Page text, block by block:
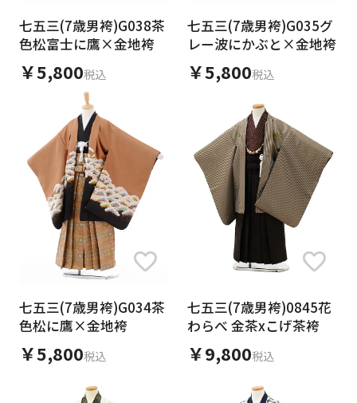
七五三(7歳男袴)G038茶
色松富士に鷹×金地袴
￥5,800税込
七五三(7歳男袴)G035グ
レー波にかぶと×金地袴
￥5,800税込
七五三(7歳男袴)G034茶
色松に鷹×金地袴
￥5,800税込
七五三(7歳男袴)0845花
わらべ 金茶xこげ茶袴
￥9,800税込